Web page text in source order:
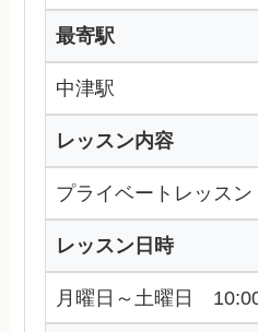
最寄駅
中津駅
レッスン内容
プライベートレッス
レッスン日時
月曜日～土曜日